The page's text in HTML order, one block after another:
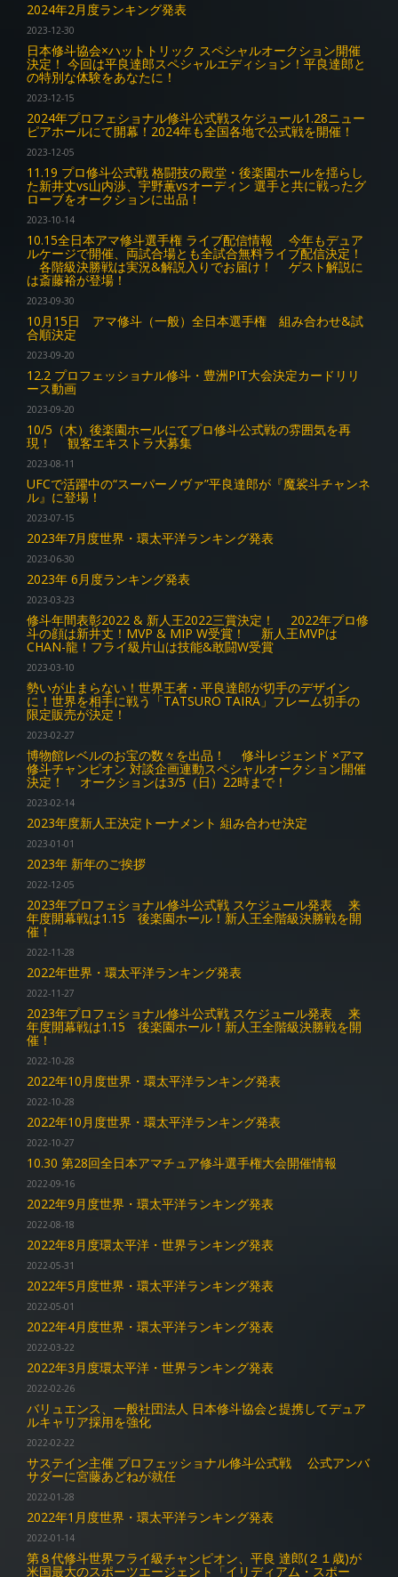
2024年2月度ランキング発表
2023-12-30
日本修斗協会×ハットトリック スペシャルオークション開催
決定！ 今回は平良達郎スペシャルエディション！平良達郎と
の特別な体験をあなたに！
2023-12-15
2024年プロフェショナル修斗公式戦スケジュール1.28ニュー
ピアホールにて開幕！2024年も全国各地で公式戦を開催！
2023-12-05
11.19 プロ修斗公式戦 格闘技の殿堂・後楽園ホールを揺らし
た新井丈vs山内渉、宇野薫vsオーディン 選手と共に戦ったグ
ローブをオークションに出品！
2023-10-14
10.15全日本アマ修斗選手権 ライブ配信情報 今年もデュア
ルケージで開催、両試合場とも全試合無料ライブ配信決定！
各階級決勝戦は実況&解説入りでお届け！ ゲスト解説に
は斎藤裕が登場！
2023-09-30
10月15日 アマ修斗（一般）全日本選手権 組み合わせ&試
合順決定
2023-09-20
12.2 プロフェッショナル修斗・豊洲PIT大会決定カードリリ
ース動画
2023-09-20
10/5（木）後楽園ホールにてプロ修斗公式戦の雰囲気を再
現！ 観客エキストラ大募集
2023-08-11
UFCで活躍中の“スーパーノヴァ”平良達郎が『魔裟斗チャンネ
ル』に登場！
2023-07-15
2023年7月度世界・環太平洋ランキング発表
2023-06-30
2023年 6月度ランキング発表
2023-03-23
修斗年間表彰2022 & 新人王2022三賞決定！ 2022年プロ修
斗の顔は新井丈！MVP & MIP W受賞！ 新人王MVPは
CHAN-龍！フライ級片山は技能&敢闘W受賞
2023-03-10
勢いが止まらない！世界王者・平良達郎が切手のデザイン
に！世界を相手に戦う「TATSURO TAIRA」フレーム切手の
限定販売が決定！
2023-02-27
博物館レベルのお宝の数々を出品！ 修斗レジェンド ×アマ
修斗チャンピオン 対談企画連動スペシャルオークション開催
決定！ オークションは3/5（日）22時まで！
2023-02-14
2023年度新人王決定トーナメント 組み合わせ決定
2023-01-01
2023年 新年のご挨拶
2022-12-05
2023年プロフェショナル修斗公式戦 スケジュール発表 来
年度開幕戦は1.15 後楽園ホール！新人王全階級決勝戦を開
催！
2022-11-28
2022年世界・環太平洋ランキング発表
2022-11-27
2023年プロフェショナル修斗公式戦 スケジュール発表 来
年度開幕戦は1.15 後楽園ホール！新人王全階級決勝戦を開
催！
2022-10-28
2022年10月度世界・環太平洋ランキング発表
2022-10-28
2022年10月度世界・環太平洋ランキング発表
2022-10-27
10.30 第28回全日本アマチュア修斗選手権大会開催情報
2022-09-16
2022年9月度世界・環太平洋ランキング発表
2022-08-18
2022年8月度環太平洋・世界ランキング発表
2022-05-31
2022年5月度世界・環太平洋ランキング発表
2022-05-01
2022年4月度世界・環太平洋ランキング発表
2022-03-22
2022年3月度環太平洋・世界ランキング発表
2022-02-26
バリュエンス、一般社団法人 日本修斗協会と提携してデュア
ルキャリア採用を強化
2022-02-22
サステイン主催 プロフェッショナル修斗公式戦 公式アンバ
サダーに宮藤あどねが就任
2022-01-28
2022年1月度世界・環太平洋ランキング発表
2022-01-14
第８代修斗世界フライ級チャンピオン、平良 達郎(２１歳)が
米国最大のスポーツエージェント「イリディアム・スポー